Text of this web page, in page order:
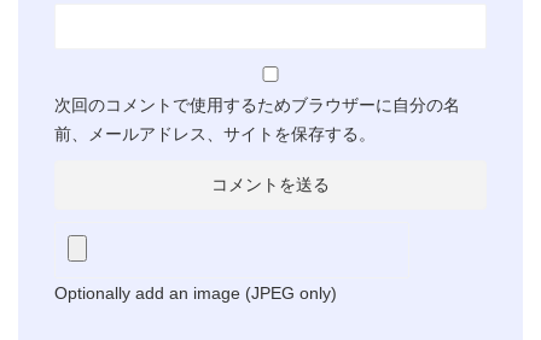
次回のコメントで使用するためブラウザーに自分の名
前、メールアドレス、サイトを保存する。
Optionally add an image (JPEG only)